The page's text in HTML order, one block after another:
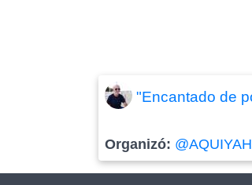
"Encantado de
Organizó: